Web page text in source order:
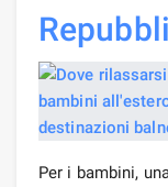
Per i bambini,